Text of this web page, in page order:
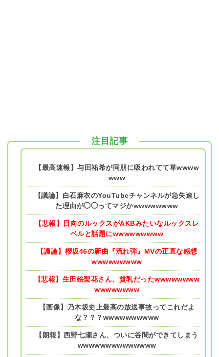
注目記事
【最高速報】与田祐希が同朋に吸われてて草wwww
www
【議論】白石麻衣のYouTubeチャンネルが急失速し
た理由が◯◯ってマジかwwwwwwww
【悲報】日向のルックスがAKBみたいなルックスレ
ベルと話題にwwwwwwwww
【議論】櫻坂46の新曲『流れ弾』MVの正直な感想
wwwwwwwww
【悲報】生田絵梨花さん、貧乳だったwwwwwwww
wwwwwwww
【画像】乃木坂史上最高の放送事故ってこれだよ
な？？？wwwwwwwwww
【朗報】西野七瀬さん、ついに谷間ができてしまう
wwwwwwwwwwwwww